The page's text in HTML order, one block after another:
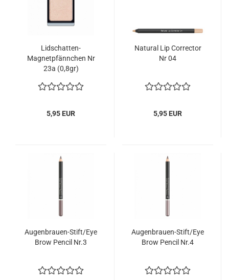
Lidschatten-
Magnetpfännchen Nr
23a (0,8gr)
5,95 EUR
Natural Lip Corrector
Nr 04
5,95 EUR
Augenbrauen-Stift/Eye
Brow Pencil Nr.3
Augenbrauen-Stift/Eye
Brow Pencil Nr.4